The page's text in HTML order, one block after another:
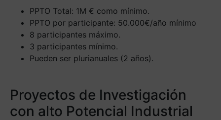
PPTO Total: 1M € como mínimo.
PPTO por participante: 50.000€/año mínimo
8 participantes máximo.
3 participantes mínimo.
Pueden ser plurianuales (2 años).
Proyectos de Investigación
con alto Potencial Industrial